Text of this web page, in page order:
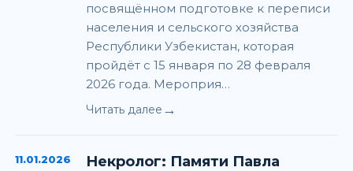
посвящённом подготовке к переписи
населения и сельского хозяйства
Республики Узбекистан, которая
пройдёт с 15 января по 28 февраля
2026 года. Мероприя…
Читать далее →
11.01.2026
Некролог: Памяти Павла